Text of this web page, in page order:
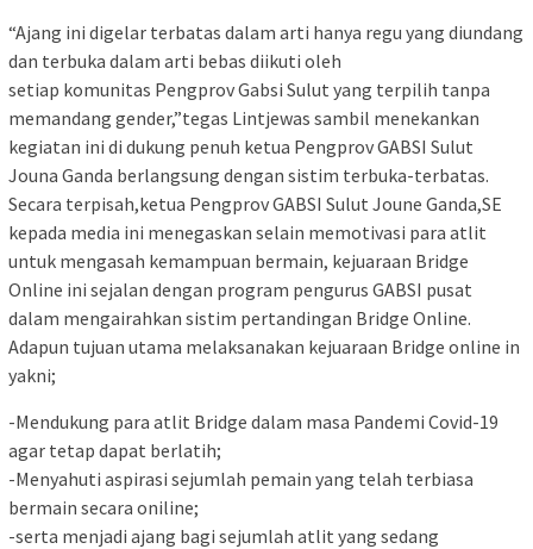
“Ajang ini digelar terbatas dalam arti hanya regu yang diundang
dan terbuka dalam arti bebas diikuti oleh
setiap komunitas Pengprov Gabsi Sulut yang terpilih tanpa
memandang gender,”tegas Lintjewas sambil menekankan
kegiatan ini di dukung penuh ketua Pengprov GABSI Sulut
Jouna Ganda berlangsung dengan sistim terbuka-terbatas.
Secara terpisah,ketua Pengprov GABSI Sulut Joune Ganda,SE
kepada media ini menegaskan selain memotivasi para atlit
untuk mengasah kemampuan bermain, kejuaraan Bridge
Online ini sejalan dengan program pengurus GABSI pusat
dalam mengairahkan sistim pertandingan Bridge Online.
Adapun tujuan utama melaksanakan kejuaraan Bridge online in
yakni;
-Mendukung para atlit Bridge dalam masa Pandemi Covid-19
agar tetap dapat berlatih;
-Menyahuti aspirasi sejumlah pemain yang telah terbiasa
bermain secara oniline;
-serta menjadi ajang bagi sejumlah atlit yang sedang